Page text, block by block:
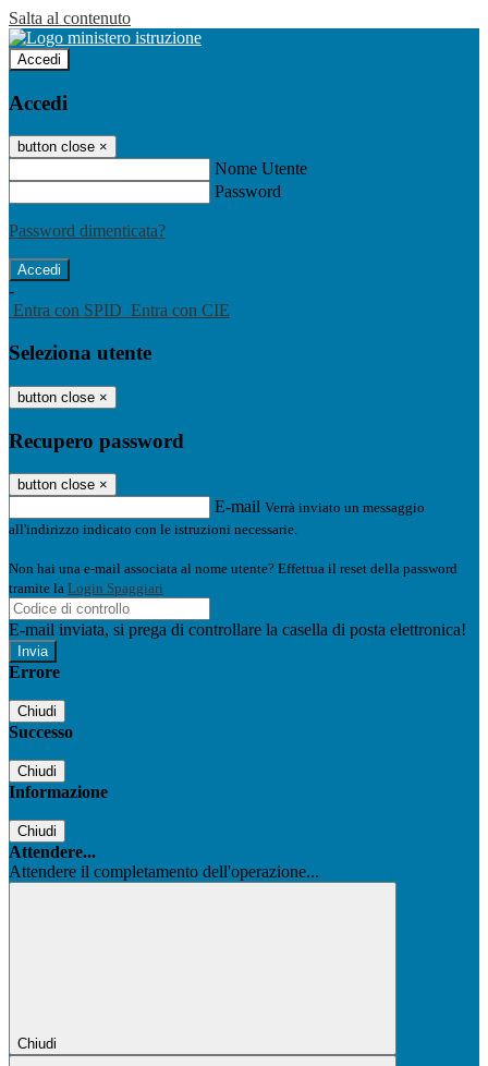
Salta al contenuto
Accedi
Accedi
button close ×
Nome Utente
Password
Password dimenticata?
-
Entra con SPID Entra con CIE
Seleziona utente
button close ×
Recupero password
button close ×
E-mail Verrà inviato un messaggio
all'indirizzo indicato con le istruzioni necessarie.
Non hai una e-mail associata al nome utente? Effettua il reset della password
tramite la Login Spaggiari
E-mail inviata, si prega di controllare la casella di posta elettronica!
Errore
Chiudi
Successo
Chiudi
Informazione
Chiudi
Attendere...
Attendere il completamento dell'operazione...
Chiudi